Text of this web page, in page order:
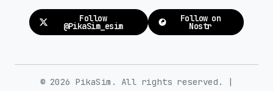
Follow
@PikaSim_esim
Follow on
Nostr
© 2026 PikaSim. All rights reserved. |